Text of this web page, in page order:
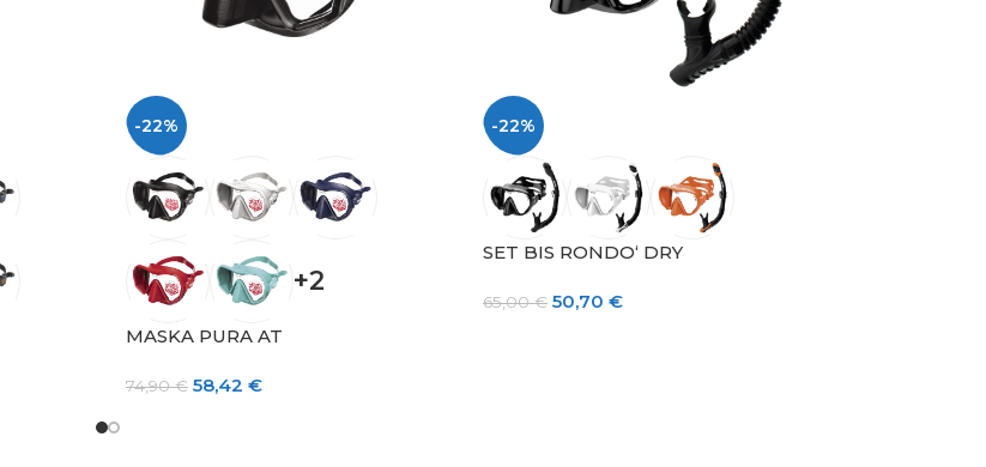
-22%
+2
MASKA PURA AT
74,90€ 58,42 €
-22%
SET BIS RONDO‘ DRY
65,00€ 50,70 €